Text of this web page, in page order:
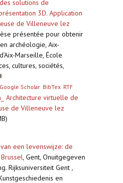
solutions de
3D. Application
de Villeneuve lez
présentée pour obtenir
archéologie, Aix-
Marseille, École
cultures, sociétés,
Google Scholar BibTex RTF
Architecture virtuelle de
de Villeneuve lez
een levenswijze: de
, Gent, Onuitgegeven
Rijksuniversiteit Gent ,
en